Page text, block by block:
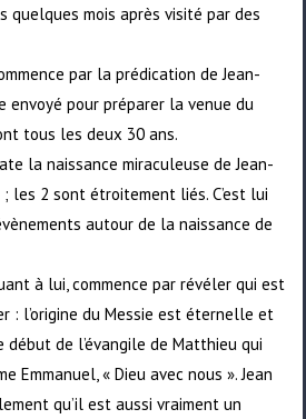
quelques mois après visité par des
par la prédication de Jean-
envoyé pour préparer la venue du
tous les deux 30 ans.
la naissance miraculeuse de Jean-
les 2 sont étroitement liés. C’est lui
autour de la naissance de
à lui, commence par révéler qui est
: l’origine du Messie est éternelle et
début de l’évangile de Matthieu qui
Emmanuel, « Dieu avec nous ». Jean
qu’il est aussi vraiment un